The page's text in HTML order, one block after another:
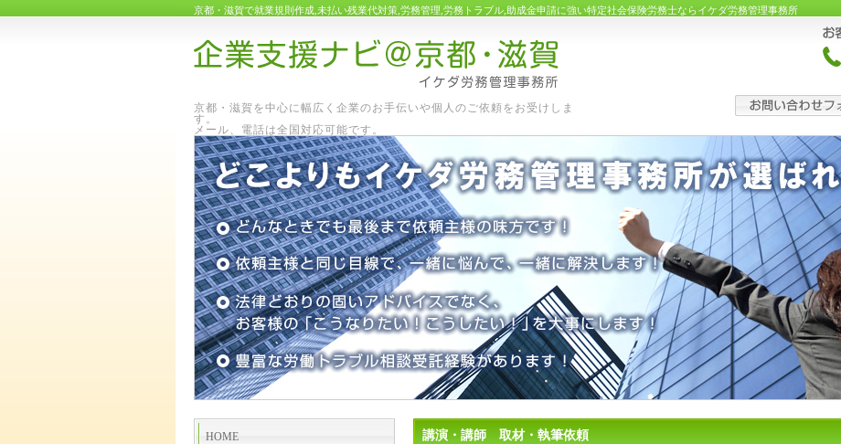
京都・滋賀で就業規則作成,未払い残業代対策,労務管理,労務トラブル,助成金申請に強い特定社会保険労務士ならイケダ労務管理事務所
京都・滋賀を中心に幅広く企業のお手伝いや個人のご依頼をお受けしま
す。
メール、電話は全国対応可能です。
講演・講師 取材・執筆依頼
HOME